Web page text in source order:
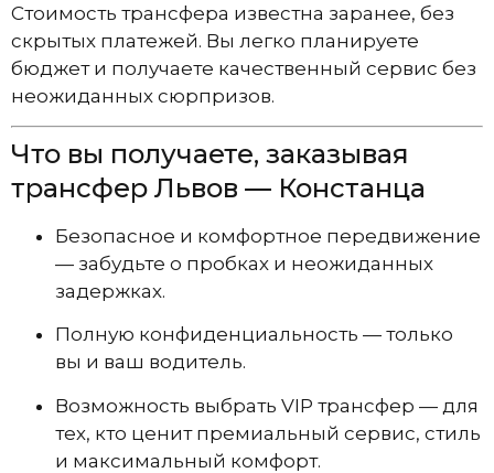
Стоимость трансфера известна заранее, без
скрытых платежей. Вы легко планируете
бюджет и получаете качественный сервис без
неожиданных сюрпризов.
Что вы получаете, заказывая
трансфер Львов — Констанца
Безопасное и комфортное передвижение
— забудьте о пробках и неожиданных
задержках.
Полную конфиденциальность — только
вы и ваш водитель.
Возможность выбрать VIP трансфер — для
тех, кто ценит премиальный сервис, стиль
и максимальный комфорт.